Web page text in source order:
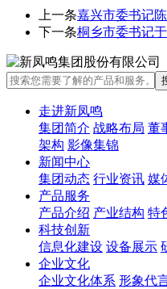
上一条嘉兴市委书记
下一条桐乡市委书记
走进新凤鸣
集团简介 战略布局 董
架构 影像集锦
新闻中心
集团动态 行业资讯 媒
产品服务
产品介绍 产业结构 特
科技创新
信息化建设 设备展示
企业文化
企业文化体系 形象代